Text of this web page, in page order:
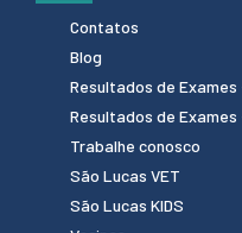
Contatos
Blog
Resultados de
Resultados de Exames
Trabalhe conosco
São Lucas VET
São Lucas KIDS